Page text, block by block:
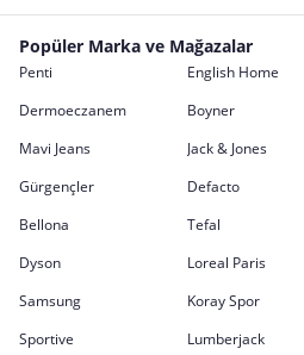
Popüler Marka ve Mağazalar
Penti English Home
Dermoeczanem
Boyner
Mavi Jeans
Jack & Jones
Gürgençler
Defacto
Bellona
Tefal
Dyson
Loreal Paris
Samsung
Koray Spor
Sportive
Lumberjack